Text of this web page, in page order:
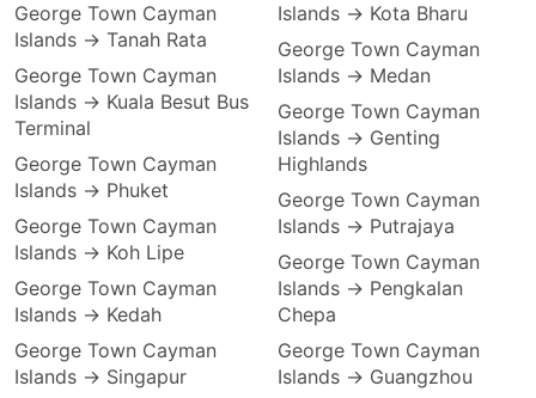
George Town Cayman
Islands → Tanah Rata
George Town Cayman
Islands → Kuala Besut Bus
Terminal
George Town Cayman
Islands → Phuket
George Town Cayman
Islands → Koh Lipe
George Town Cayman
Islands → Kedah
George Town Cayman
Islands → Singapur
Islands → Kota Bharu
George Town Cayman
Islands → Medan
George Town Cayman
Islands → Genting
Highlands
George Town Cayman
Islands → Putrajaya
George Town Cayman
Islands → Pengkalan
Chepa
George Town Cayman
Islands → Guangzhou